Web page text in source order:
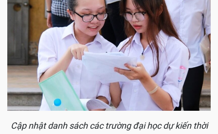
Cập nhật danh sách các trường đại học dự kiến thời